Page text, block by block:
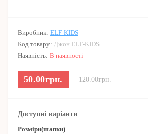
Виробник: ELF-KIDS
Код товару: Джон ELF-KIDS
Наявність: В наявності
50.00грн. 120.00грн.
Доступні варіанти
Розміри(шапки)